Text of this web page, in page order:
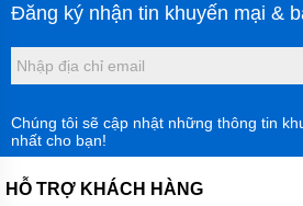
Đăng ký nhận tin khuyến mại &
Chúng tôi sẽ cập nhật những thông tin
nhất cho bạn!
HỖ TRỢ KHÁCH HÀNG